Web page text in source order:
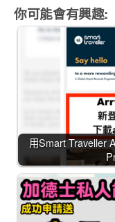
你可能會有興趣:
用Smart Traveller